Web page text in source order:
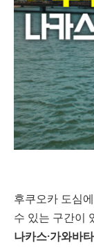
후쿠오카 도심
수 있는 구간이
나카스·가와바